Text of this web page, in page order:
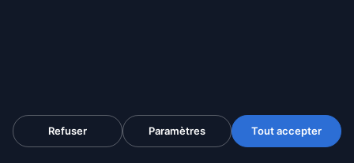
Ce qu'elle ne fait pas
Elle ne prouve pas qui a écrit tel message.
Certifier votre discussion · $59.99
Refuser Paramètres Tout accepter